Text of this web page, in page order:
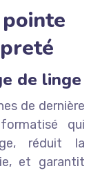
de linge
de dernière
qui
réduit la
et garantit